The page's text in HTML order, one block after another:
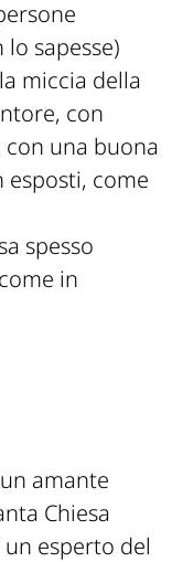
sapesse)
miccia della
con
una buona
esposti, come
spesso
in
amante
Chiesa
esperto del